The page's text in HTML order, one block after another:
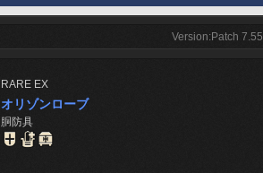
Version:Patch 7.55
RARE EX
オリゾンローブ
胴防具